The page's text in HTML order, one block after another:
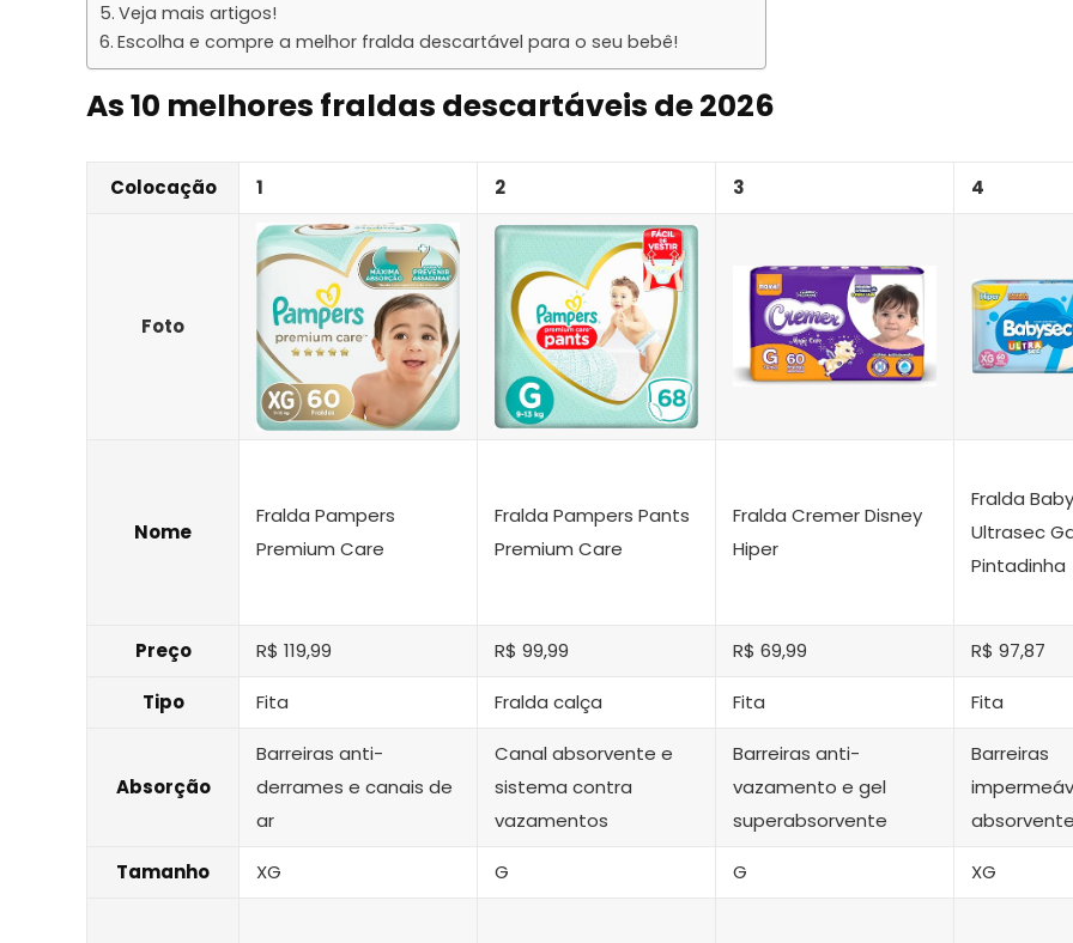
Veja mais artigos!
Escolha e compre a melhor fralda descartável para o seu bebê!
As 10 melhores fraldas descartáveis de 2026
Colocação 1 2 3 4
Foto
Nome
Fralda Pampers
Premium Care
Fralda Pampers Pants
Premium Care
Fralda Cremer Disney
Hiper
Fralda
Ultrasec
Pintadinha
Preço R$ 119,99 R$ 99,99 R$ 69,99 R$ 97,87
Tipo Fita Fralda calça Fita Fita
Absorção
Barreiras anti-
derrames e canais de
ar
Canal absorvente e
sistema contra
vazamentos
Barreiras anti-
vazamento e gel
superabsorvente
Barreiras
Tamanho XG G G XG